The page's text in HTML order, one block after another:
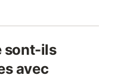
sont-ils
avec